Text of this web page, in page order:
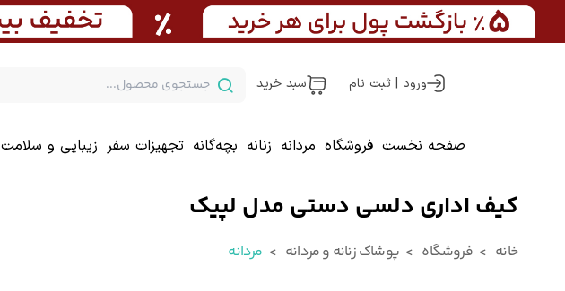
سبد خرید ورود | ثبت نام
صفحه نخست فروشگاه مردانه زنانه بچه‌گانه تجهیزات سفر زیبایی و سلامت
کیف اداری دلسی دستی مدل لپیک
خانه فروشگاه پوشاک زنانه و مردانه مردانه